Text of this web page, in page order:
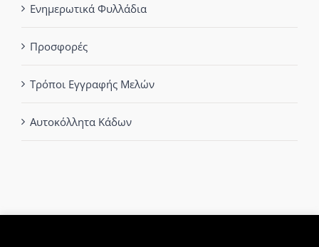
Ενημερωτικά Φυλλάδια
Προσφορές
Τρόποι Εγγραφής Μελών
Αυτοκόλλητα Κάδων